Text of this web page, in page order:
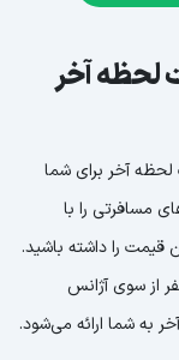
لحظه آخر
آخر برای شما
مسافرتی را با
قیمت را داشته باشید.
از سوی آژانس
به شما ارائه می‌شود.